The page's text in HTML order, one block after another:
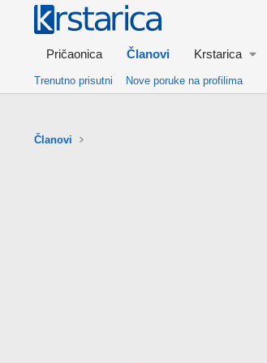
Pričaonica Članovi Krstarica
Trenutno prisutni Nove poruke na profilima
Članovi